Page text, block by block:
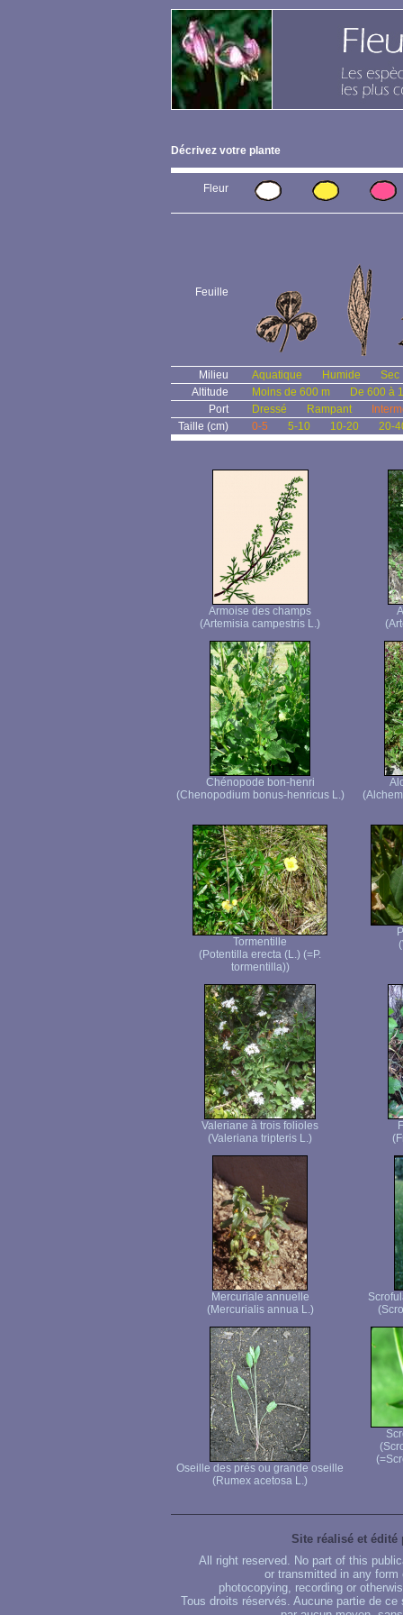
Décrivez votre plante
Fleur
Feuille
Milieu Aquatique Humide
Sec
Altitude
Moins de 600 m
De 600 à
Port
Dressé Rampant
Taille (cm)
0-5 5-10 10-20 20-
Armoise des champs
(Artemisia campestris L.)
Chénopode bon-henri
(Chenopodium bonus-henricus L.)
Tormentille
(Potentilla erecta (L.) (=P.
tormentilla))
Valeriane à trois folioles
(Valeriana tripteris L.)
Mercuriale annuelle
(Mercurialis annua L.)
Oseille des prés ou grande oseille
(Rumex acetosa L.)
Site réalisé et édité
All right reserved. No part of this
or transmitted in any
photocopying, recording or
Tous droits réservés. Aucune partie de